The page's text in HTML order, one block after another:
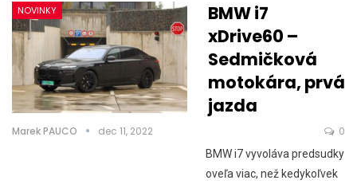
NOVINKY
BMW i7
xDrive60 –
Sedmičková
motokára, prvá
jazda
Marek PAUCO dec 11, 2022 0
BMW i7 vyvoláva predsudky
oveľa viac, než kedykoľvek